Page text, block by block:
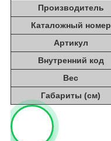
Производитель
Каталожный номер
Артикул
Внутренний код
Вес
Габариты (см)